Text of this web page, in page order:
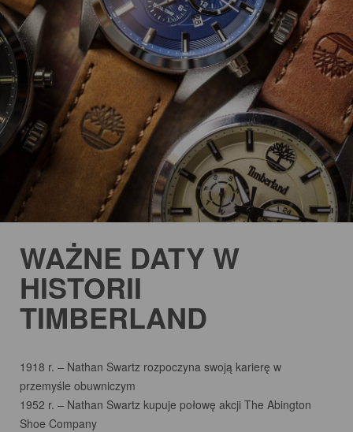
WAŻNE DATY W
HISTORII
TIMBERLAND
1918 r. – Nathan Swartz rozpoczyna swoją karierę w
przemyśle obuwniczym
1952 r. – Nathan Swartz kupuje połowę akcji The Abington
Shoe Company